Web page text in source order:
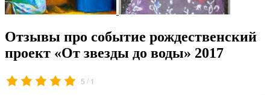
Отзывы про событие рождественский
проект «От звезды до воды» 2017
5 / 1